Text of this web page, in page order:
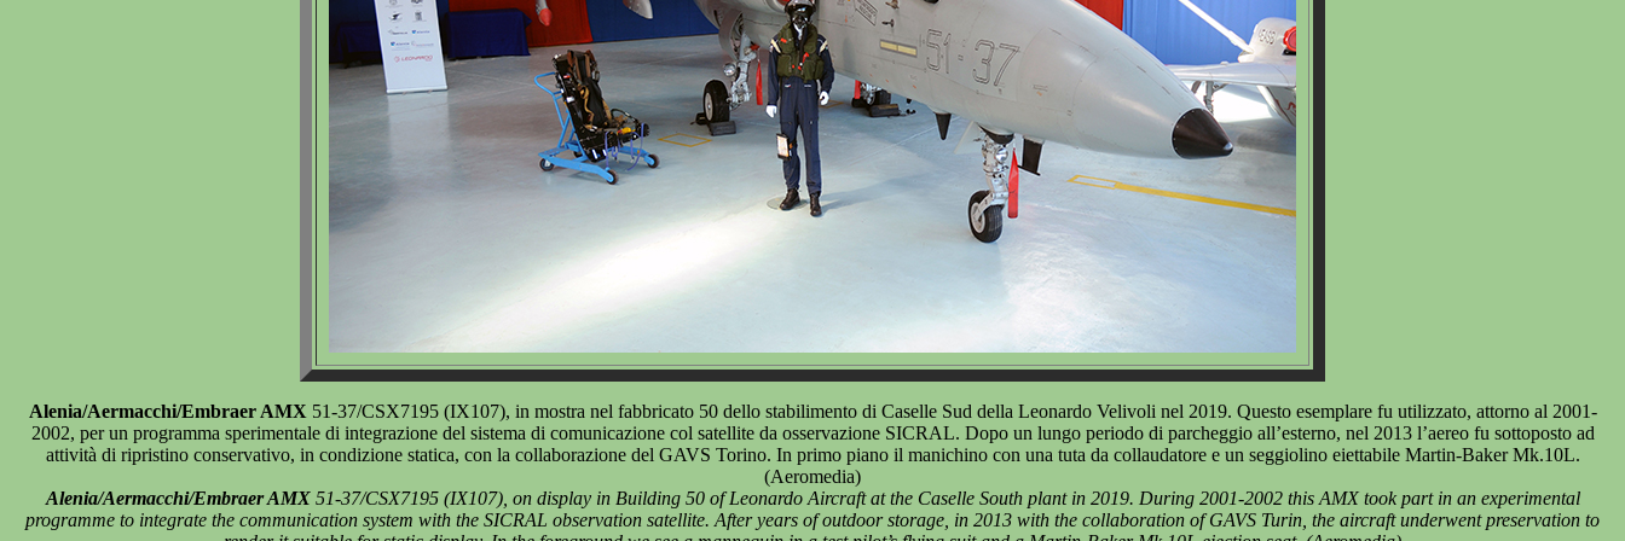
Alenia/Aermacchi/Embraer AMX 51-37/CSX7195 (IX107), in mostra nel fabbricato 50 dello stabilimento di Caselle Sud della Leonardo Velivoli nel 2019. Questo esemplare fu utilizzato, attorno al 2001-
2002, per un programma sperimentale di integrazione del sistema di comunicazione col satellite da osservazione SICRAL. Dopo un lungo periodo di parcheggio all’esterno, nel 2013 l’aereo fu sottoposto ad
attività di ripristino conservativo, in condizione statica, con la collaborazione del GAVS Torino. In primo piano il manichino con una tuta da collaudatore e un seggiolino eiettabile Martin-Baker Mk.10L.
(Aeromedia)
Alenia/Aermacchi/Embraer AMX51-37/CSX7195 (IX107), on display in Building 50 of Leonardo Aircraft at the Caselle South plant in 2019. During 2001-2002 this AMX took part in an experimental
programme to integrate the communication system with the SICRAL observation satellite. After years of outdoor storage, in 2013 with the collaboration of GAVS Turin, the aircraft underwent preservation to